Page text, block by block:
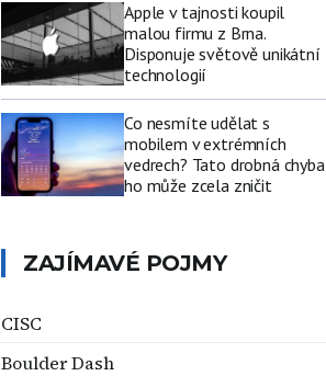
Apple v tajnosti koupil
malou firmu z Brna.
Disponuje světově unikátní
technologií
Co nesmíte udělat s
mobilem v extrémních
vedrech? Tato drobná chyba
ho může zcela zničit
ZAJÍMAVÉ POJMY
CISC
Boulder Dash